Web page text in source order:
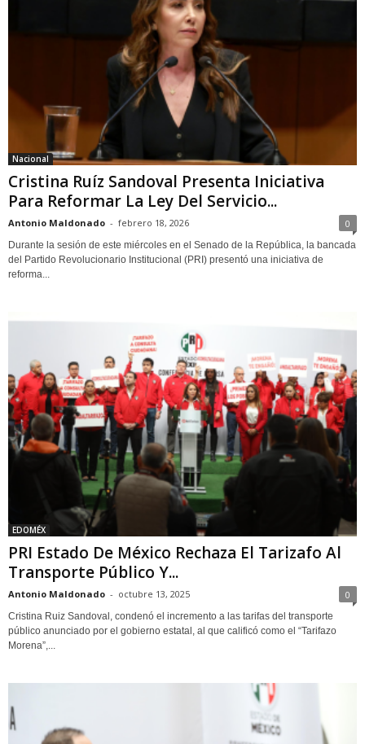
Nacional
Cristina Ruíz Sandoval Presenta Iniciativa
Para Reformar La Ley Del Servicio...
Antonio Maldonado - febrero 18, 2026 0
Durante la sesión de este miércoles en el Senado de la República, la bancada
del Partido Revolucionario Institucional (PRI) presentó una iniciativa de
reforma...
EDOMÉX
PRI Estado De México Rechaza El Tarizafo Al
Transporte Público Y...
Antonio Maldonado - octubre 13, 2025 0
Cristina Ruiz Sandoval, condenó el incremento a las tarifas del transporte
público anunciado por el gobierno estatal, al que calificó como el “Tarifazo
Morena”,...